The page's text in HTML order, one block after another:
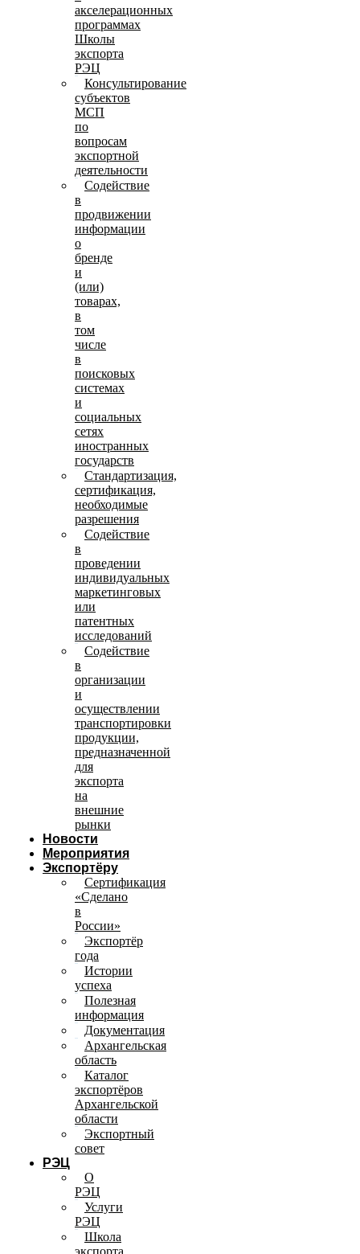
акселерационных
программах
Школы
экспорта
РЭЦ
Консультирование
субъектов
МСП
по
вопросам
экспортной
деятельности
Содействие
в
продвижении
информации
о
бренде
и
(или)
товарах,
в
том
числе
в
поисковых
системах
и
социальных
сетях
иностранных
государств
Стандартизация,
сертификация,
необходимые
разрешения
Содействие
в
проведении
индивидуальных
маркетинговых
или
патентных
исследований
Содействие
в
организации
и
осуществлении
транспортировки
продукции,
предназначенной
для
экспорта
на
внешние
рынки
Новости
Мероприятия
Экспортёру
Сертификация
«Сделано
в
России»
Экспортёр
года
Истории
успеха
Полезная
информация
Документация
Архангельская
область
Каталог
экспортёров
Архангельской
области
Экспортный
совет
РЭЦ
О
РЭЦ
Услуги
РЭЦ
Школа
экспорта